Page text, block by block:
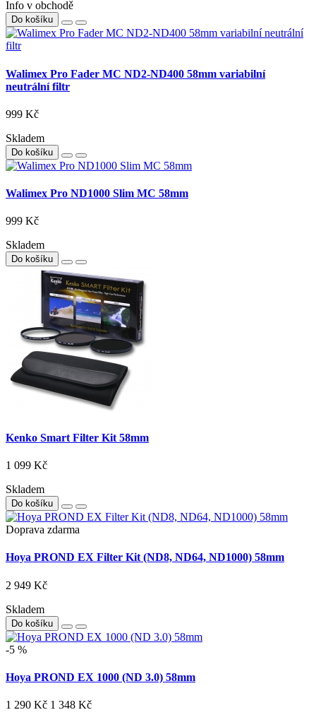
Info v obchodě
Do košíku
Walimex Pro Fader MC ND2-ND400 58mm variabilní
neutrální filtr
999 Kč
Skladem
Do košíku
Walimex Pro ND1000 Slim MC 58mm
999 Kč
Skladem
Do košíku
Kenko Smart Filter Kit 58mm
1 099 Kč
Skladem
Do košíku
Doprava zdarma
Hoya PROND EX Filter Kit (ND8, ND64, ND1000) 58mm
2 949 Kč
Skladem
Do košíku
-5 %
Hoya PROND EX 1000 (ND 3.0) 58mm
1 290 Kč 1 348 Kč